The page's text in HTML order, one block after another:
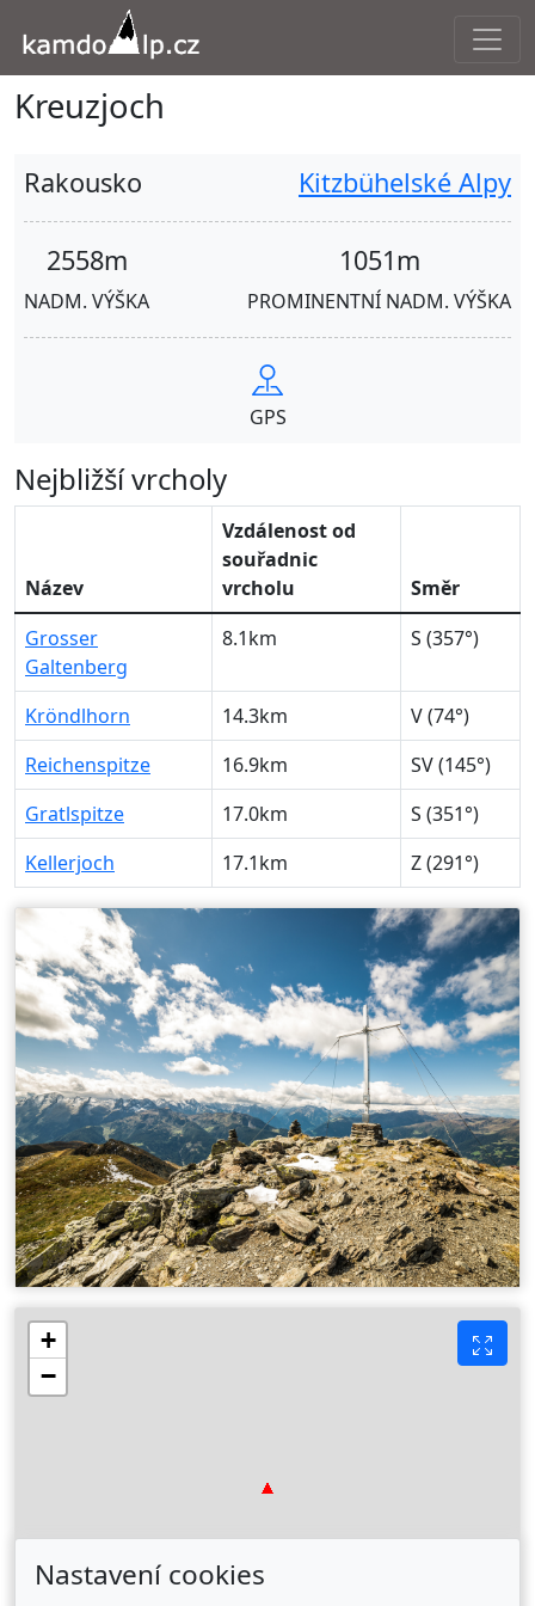
Kreuzjoch
Rakousko Kitzbühelské Alpy
2558m
NADM. VÝŠKA
1051m
PROMINENTNÍ NADM. VÝŠKA
GPS
Nejbližší vrcholy
Název
Vzdálenost od
souřadnic
vrcholu
Směr
Grosser
Galtenberg
8.1km S (357°)
Kröndlhorn 14.3km
V (74°)
Reichenspitze
16.9km
SV (145°)
Gratlspitze
17.0km
S (351°)
Kellerjoch
17.1km Z (291°)
+
−
Nastavení cookies